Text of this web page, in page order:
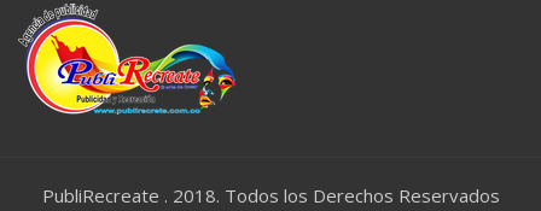
PubliRecreate . 2018. Todos los Derechos Reservados